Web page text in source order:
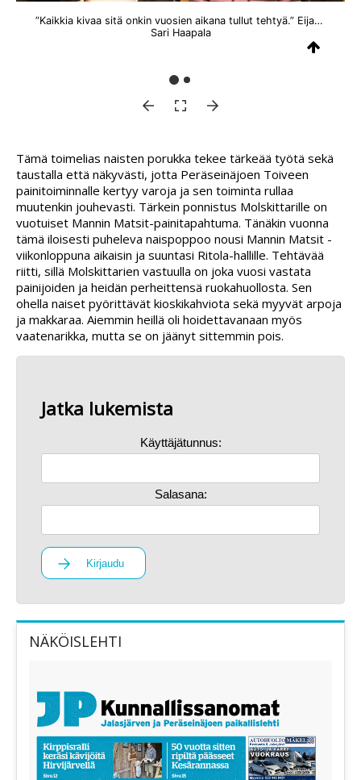
”Kaikkia kivaa sitä onkin vuosien aikana tullut tehtyä.” Eija Lepistö (vas.), Päivi Iloniemi ja Kaisa Laitila sekä edessä istumassa olevat Irma Koliini (vas.) ja Sinikka Virkkunen katselemassa vanhoja valokuvia. Tällä hetkellä Molskittarien toiminnassa on kaksikymmentä naista. Puheenjohtajana toimii Terhi Yrjänäinen, joka vetää myös lapsille suunnattua painitoimintaa.
Sari Haapala
Tämä toimelias naisten porukka tekee tärkeää työtä sekä
taustalla että näkyvästi, jotta Peräseinäjoen Toiveen
painitoiminnalle kertyy varoja ja sen toiminta rullaa
muutenkin jouhevasti. Tärkein ponnistus Molskittarille on
vuotuiset Mannin Matsit-painitapahtuma. Tänäkin vuonna
tämä iloisesti puheleva naispoppoo nousi Mannin Matsit -
viikonloppuna aikaisin ja suuntasi Ritola-hallille. Tehtävää
riitti, sillä Molskittarien vastuulla on joka vuosi vastata
painijoiden ja heidän perheittensä ruokahuollosta. Sen
ohella naiset pyörittävät kioskikahviota sekä myyvät arpoja
ja makkaraa. Aiemmin heillä oli hoidettavanaan myös
vaatenarikka, mutta se on jäänyt sittemmin pois.
Jatka lukemista
Käyttäjätunnus:
Salasana:
Kirjaudu
NÄKÖISLEHTI